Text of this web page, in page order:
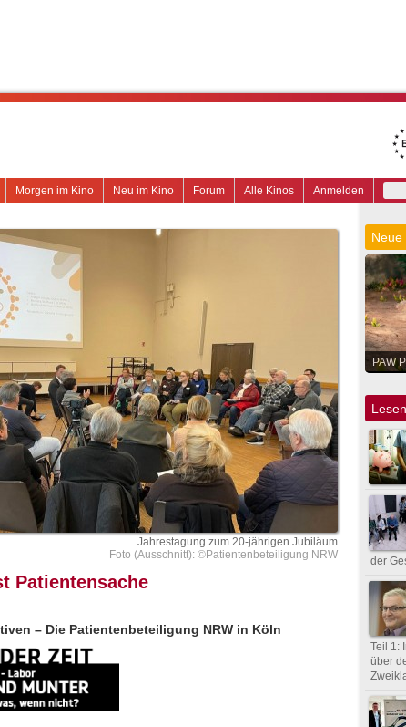
Anmelden
Alle Kinos
Forum
Neu im Kino
Morgen im Kino
Jahrestagung zum 20-jährigen Jubiläum
Foto (Ausschnitt): ©Patientenbeteiligung NRW
Patientensache
– Die Patientenbeteiligung NRW in Köln
Neue
PAW
der
Teil 1:
über